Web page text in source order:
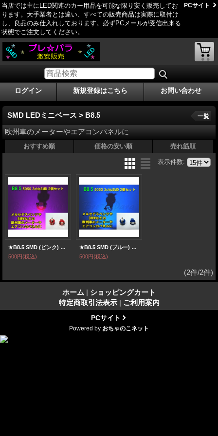
当店では主にLED関連のカー用品を可能な限り安く販売してお
ります。大手業者とは違い、すべての販売商品は実際に取付け
し、良品のみ仕­入れしております。必ずPCメールが受信出来る
状態でご注文してください。
PCサイト
ログイン 新規登録はこちら お問い合わせ
SMD LEDミニベース > B8.5
欧州車のメーターやエアコンパネルに
一覧
おすすめ順 価格の安い順 売れ筋順
表示件数:
★B8.5 SMD (ピンク) 2個セット
500円(税込)
★B8.5 SMD (ブルー) 2個セット
500円(税込)
(2件/2件)
ホーム | ショッピングカート
特定商取引法表示 | ご利用案内
PCサイト
Powered by おちゃのこネット